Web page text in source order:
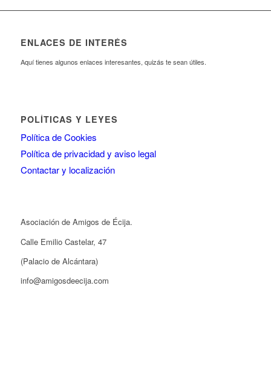
ENLACES DE INTERÉS
Aquí tienes algunos enlaces interesantes, quizás te sean útiles.
POLÍTICAS Y LEYES
Política de Cookies
Política de privacidad y aviso legal
Contactar y localización
Asociación de Amigos de Écija.
Calle Emilio Castelar, 47
(Palacio de Alcántara)
info@amigosdeecija.com